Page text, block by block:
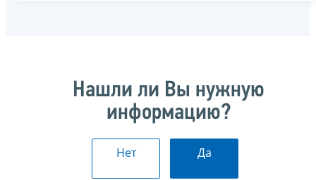
Нашли ли Вы нужную
информацию?
Нет Да